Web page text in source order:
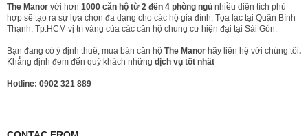
The Manor với hơn 1000 căn hộ từ 2 đến 4 phòng ngủ nhiều diện tích phù
hợp sẽ tạo ra sự lựa chọn đa dạng cho các hộ gia đình. Tọa lạc tại Quận Bình
Thạnh, Tp.HCM vị trí vàng của các căn hộ chung cư hiện đại tại Sài Gòn.
Bạn đang có ý định thuê, mua bán căn hộ The Manor hãy liên hệ với chúng tôi.
Khẳng định đem đến quý khách những dịch vụ tốt nhất
Hotline: 0902 321 889